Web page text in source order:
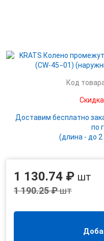
Код
Доставим бесплатно
по
(длина - до
1 130.74 ₽ шт
1 190.25 ₽шт